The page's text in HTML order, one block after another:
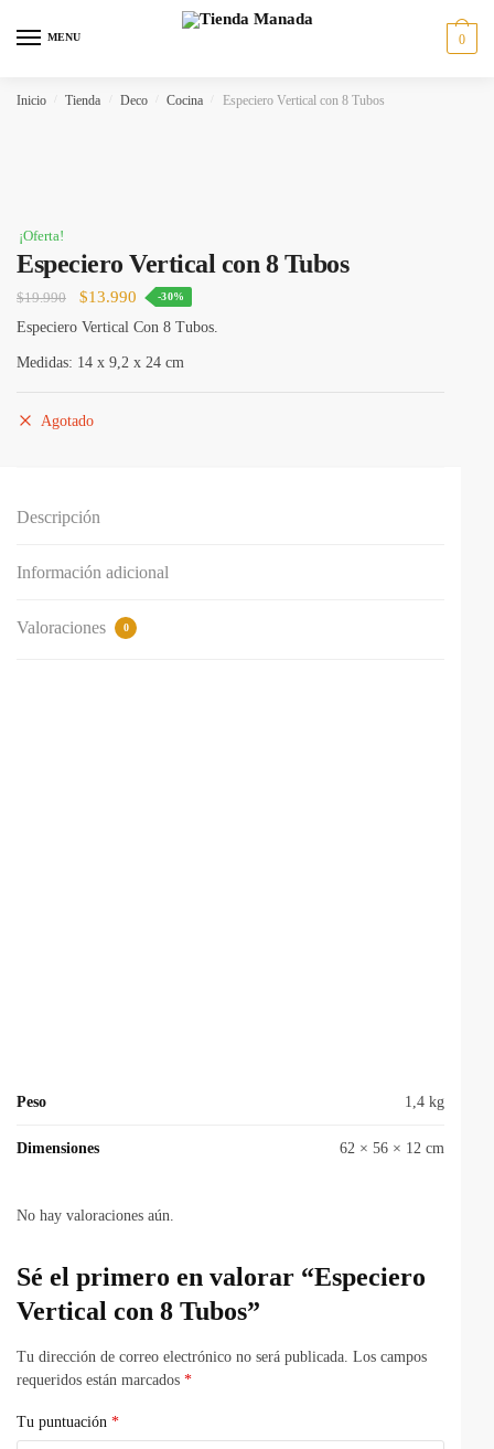
MENU 0
Inicio Tienda Deco Cocina Especiero Vertical con 8 Tubos
¡Oferta!
Especiero Vertical con 8 Tubos
$19.990 $13.990 -30%
Especiero Vertical Con 8 Tubos.
Medidas: 14 x 9,2 x 24 cm
Agotado
Descripción
Información adicional
Valoraciones 0
Peso 1,4 kg
Dimensiones 62 × 56 × 12 cm
No hay valoraciones aún.
Sé el primero en valorar “Especiero
Vertical con 8 Tubos”
Tu dirección de correo electrónico no será publicada. Los campos
requeridos están marcados *
Tu puntuación *